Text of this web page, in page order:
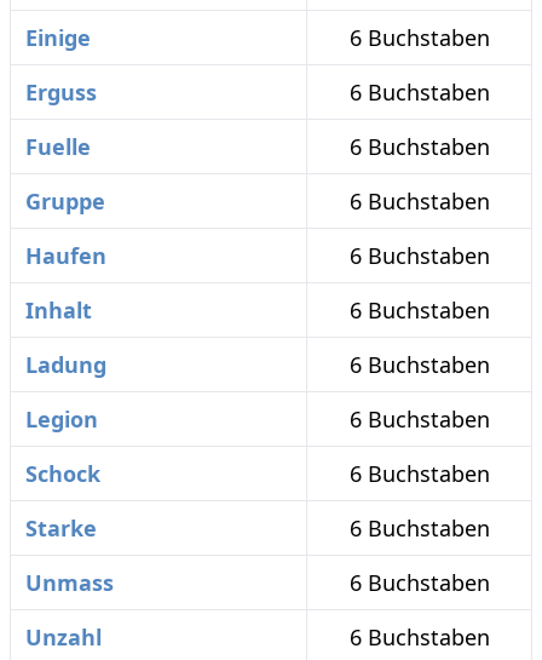
Einige
6 Buchstaben
Erguss
6 Buchstaben
Fuelle
6 Buchstaben
Gruppe
6 Buchstaben
Haufen
6 Buchstaben
Inhalt
6 Buchstaben
Ladung
6 Buchstaben
Legion
6 Buchstaben
Schock
6 Buchstaben
Starke
6 Buchstaben
Unmass
6 Buchstaben
Unzahl
6 Buchstaben